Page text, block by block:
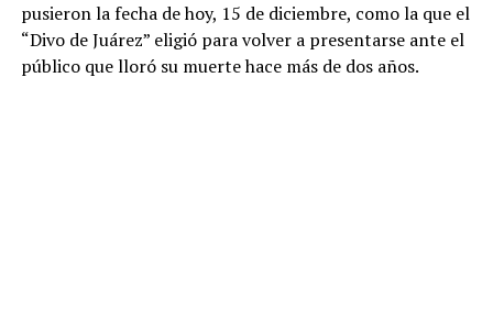
pusieron la fecha de hoy, 15 de diciembre, como la que el
“Divo de Juárez” eligió para volver a presentarse ante el
público que lloró su muerte hace más de dos años.